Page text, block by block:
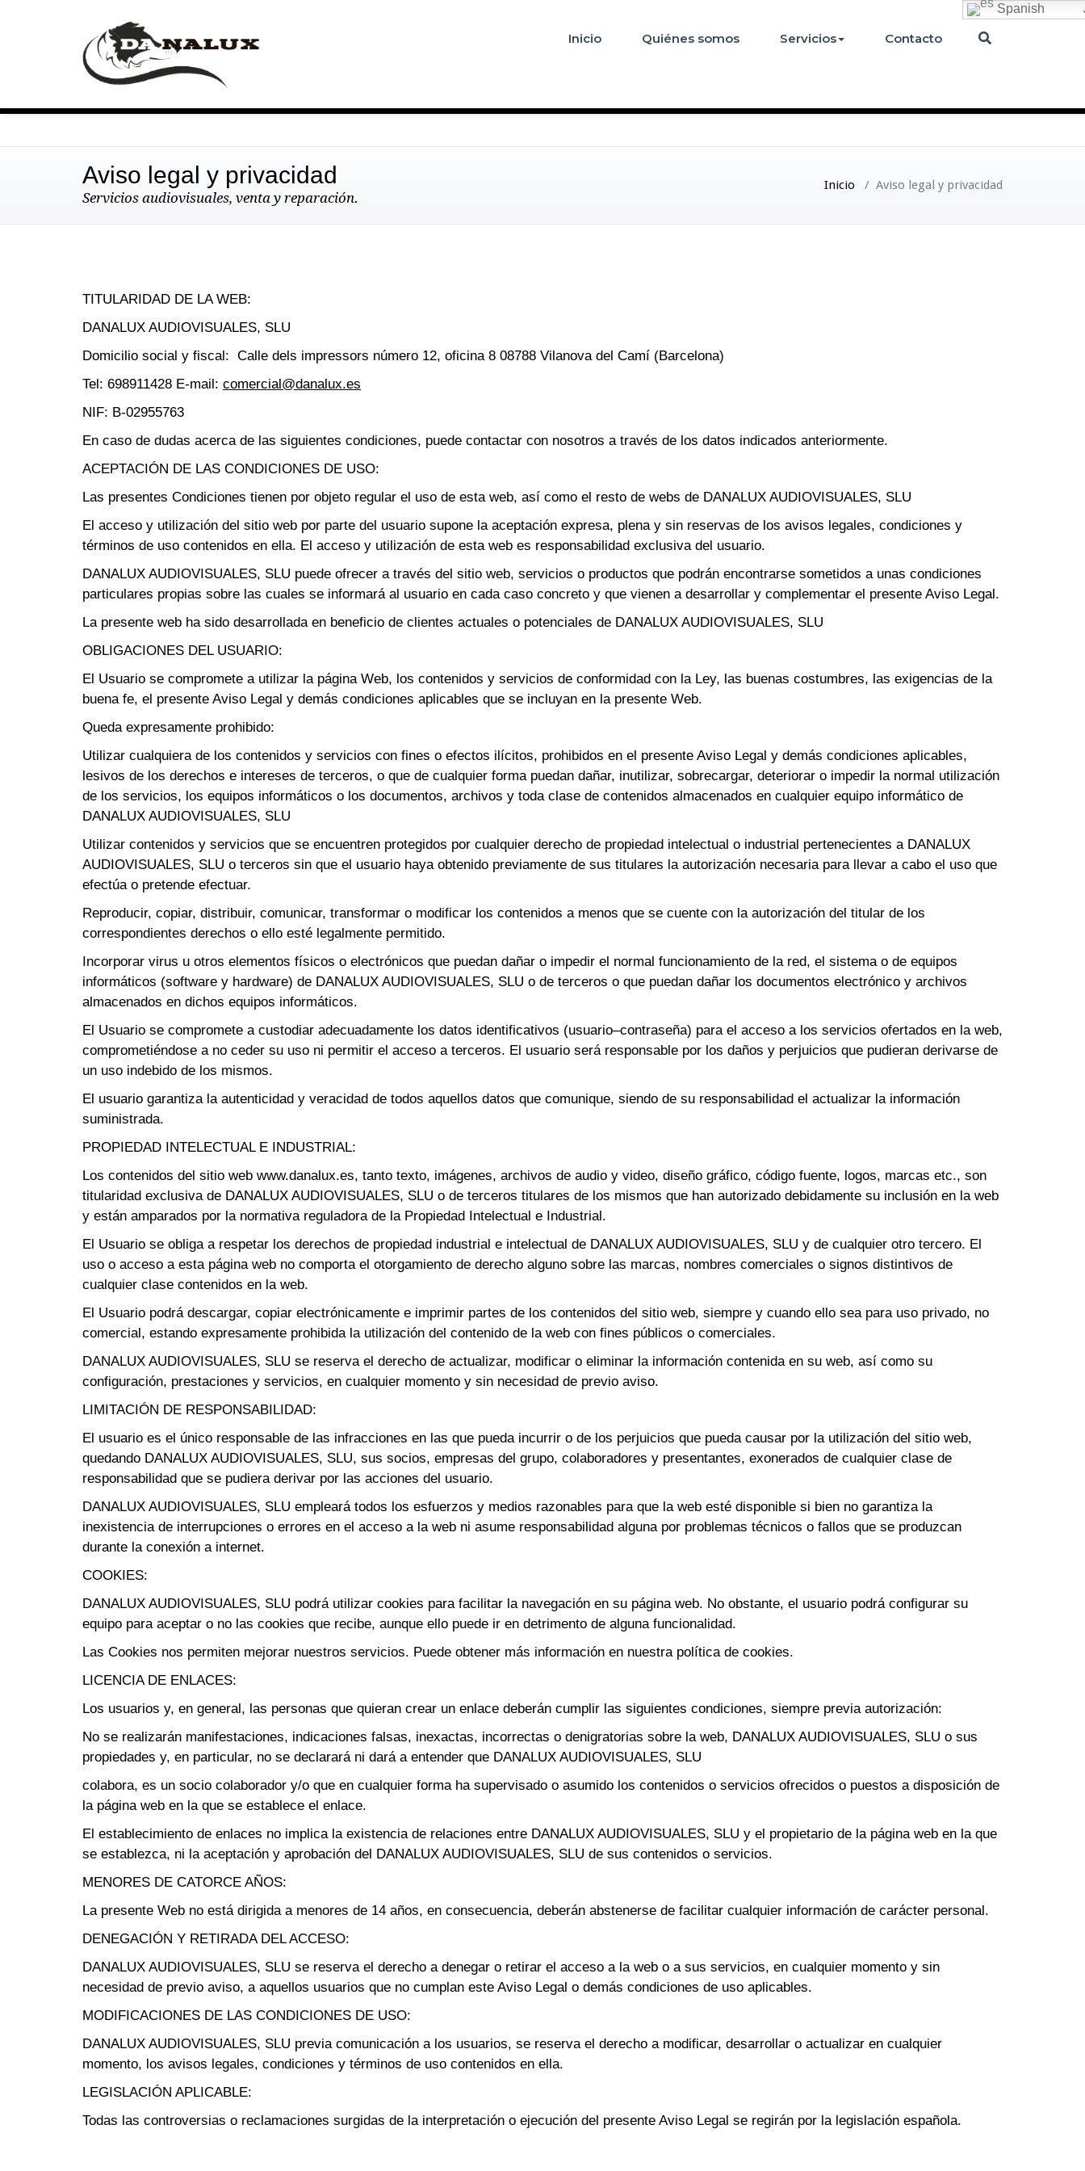
Inicio Quiénes somos Servicios Contacto
Spanish
Aviso legal y privacidad
Servicios audiovisuales, venta y reparación.
Inicio / Aviso legal y privacidad
TITULARIDAD DE LA WEB:
DANALUX AUDIOVISUALES, SLU
Domicilio social y fiscal: Calle dels impressors número 12, oficina 8 08788 Vilanova del Camí (Barcelona)
Tel: 698911428 E-mail: comercial@danalux.es
NIF: B-02955763
En caso de dudas acerca de las siguientes condiciones, puede contactar con nosotros a través de los datos indicados anteriormente.
ACEPTACIÓN DE LAS CONDICIONES DE USO:
Las presentes Condiciones tienen por objeto regular el uso de esta web, así como el resto de webs de DANALUX AUDIOVISUALES, SLU
El acceso y utilización del sitio web por parte del usuario supone la aceptación expresa, plena y sin reservas de los avisos legales, condiciones y
términos de uso contenidos en ella. El acceso y utilización de esta web es responsabilidad exclusiva del usuario.
DANALUX AUDIOVISUALES, SLU puede ofrecer a través del sitio web, servicios o productos que podrán encontrarse sometidos a unas condiciones
particulares propias sobre las cuales se informará al usuario en cada caso concreto y que vienen a desarrollar y complementar el presente Aviso Legal.
La presente web ha sido desarrollada en beneficio de clientes actuales o potenciales de DANALUX AUDIOVISUALES, SLU
OBLIGACIONES DEL USUARIO:
El Usuario se compromete a utilizar la página Web, los contenidos y servicios de conformidad con la Ley, las buenas costumbres, las exigencias de la
buena fe, el presente Aviso Legal y demás condiciones aplicables que se incluyan en la presente Web.
Queda expresamente prohibido:
Utilizar cualquiera de los contenidos y servicios con fines o efectos ilícitos, prohibidos en el presente Aviso Legal y demás condiciones aplicables,
lesivos de los derechos e intereses de terceros, o que de cualquier forma puedan dañar, inutilizar, sobrecargar, deteriorar o impedir la normal utilización
de los servicios, los equipos informáticos o los documentos, archivos y toda clase de contenidos almacenados en cualquier equipo informático de
DANALUX AUDIOVISUALES, SLU
Utilizar contenidos y servicios que se encuentren protegidos por cualquier derecho de propiedad intelectual o industrial pertenecientes a DANALUX
AUDIOVISUALES, SLU o terceros sin que el usuario haya obtenido previamente de sus titulares la autorización necesaria para llevar a cabo el uso que
efectúa o pretende efectuar.
Reproducir, copiar, distribuir, comunicar, transformar o modificar los contenidos a menos que se cuente con la autorización del titular de los
correspondientes derechos o ello esté legalmente permitido.
Incorporar virus u otros elementos físicos o electrónicos que puedan dañar o impedir el normal funcionamiento de la red, el sistema o de equipos
informáticos (software y hardware) de DANALUX AUDIOVISUALES, SLU o de terceros o que puedan dañar los documentos electrónico y archivos
almacenados en dichos equipos informáticos.
El Usuario se compromete a custodiar adecuadamente los datos identificativos (usuario–contraseña) para el acceso a los servicios ofertados en la web,
comprometiéndose a no ceder su uso ni permitir el acceso a terceros. El usuario será responsable por los daños y perjuicios que pudieran derivarse de
un uso indebido de los mismos.
El usuario garantiza la autenticidad y veracidad de todos aquellos datos que comunique, siendo de su responsabilidad el actualizar la información
suministrada.
PROPIEDAD INTELECTUAL E INDUSTRIAL:
Los contenidos del sitio web www.danalux.es, tanto texto, imágenes, archivos de audio y video, diseño gráfico, código fuente, logos, marcas etc., son
titularidad exclusiva de DANALUX AUDIOVISUALES, SLU o de terceros titulares de los mismos que han autorizado debidamente su inclusión en la web
y están amparados por la normativa reguladora de la Propiedad Intelectual e Industrial.
El Usuario se obliga a respetar los derechos de propiedad industrial e intelectual de DANALUX AUDIOVISUALES, SLU y de cualquier otro tercero. El
uso o acceso a esta página web no comporta el otorgamiento de derecho alguno sobre las marcas, nombres comerciales o signos distintivos de
cualquier clase contenidos en la web.
El Usuario podrá descargar, copiar electrónicamente e imprimir partes de los contenidos del sitio web, siempre y cuando ello sea para uso privado, no
comercial, estando expresamente prohibida la utilización del contenido de la web con fines públicos o comerciales.
DANALUX AUDIOVISUALES, SLU se reserva el derecho de actualizar, modificar o eliminar la información contenida en su web, así como su
configuración, prestaciones y servicios, en cualquier momento y sin necesidad de previo aviso.
LIMITACIÓN DE RESPONSABILIDAD:
El usuario es el único responsable de las infracciones en las que pueda incurrir o de los perjuicios que pueda causar por la utilización del sitio web,
quedando DANALUX AUDIOVISUALES, SLU, sus socios, empresas del grupo, colaboradores y presentantes, exonerados de cualquier clase de
responsabilidad que se pudiera derivar por las acciones del usuario.
DANALUX AUDIOVISUALES, SLU empleará todos los esfuerzos y medios razonables para que la web esté disponible si bien no garantiza la
inexistencia de interrupciones o errores en el acceso a la web ni asume responsabilidad alguna por problemas técnicos o fallos que se produzcan
durante la conexión a internet.
COOKIES:
DANALUX AUDIOVISUALES, SLU podrá utilizar cookies para facilitar la navegación en su página web. No obstante, el usuario podrá configurar su
equipo para aceptar o no las cookies que recibe, aunque ello puede ir en detrimento de alguna funcionalidad.
Las Cookies nos permiten mejorar nuestros servicios. Puede obtener más información en nuestra política de cookies.
LICENCIA DE ENLACES:
Los usuarios y, en general, las personas que quieran crear un enlace deberán cumplir las siguientes condiciones, siempre previa autorización:
No se realizarán manifestaciones, indicaciones falsas, inexactas, incorrectas o denigratorias sobre la web, DANALUX AUDIOVISUALES, SLU o sus
propiedades y, en particular, no se declarará ni dará a entender que DANALUX AUDIOVISUALES, SLU
colabora, es un socio colaborador y/o que en cualquier forma ha supervisado o asumido los contenidos o servicios ofrecidos o puestos a disposición de
la página web en la que se establece el enlace.
El establecimiento de enlaces no implica la existencia de relaciones entre DANALUX AUDIOVISUALES, SLU y el propietario de la página web en la que
se establezca, ni la aceptación y aprobación del DANALUX AUDIOVISUALES, SLU de sus contenidos o servicios.
MENORES DE CATORCE AÑOS:
La presente Web no está dirigida a menores de 14 años, en consecuencia, deberán abstenerse de facilitar cualquier información de carácter personal.
DENEGACIÓN Y RETIRADA DEL ACCESO:
DANALUX AUDIOVISUALES, SLU se reserva el derecho a denegar o retirar el acceso a la web o a sus servicios, en cualquier momento y sin
necesidad de previo aviso, a aquellos usuarios que no cumplan este Aviso Legal o demás condiciones de uso aplicables.
MODIFICACIONES DE LAS CONDICIONES DE USO:
DANALUX AUDIOVISUALES, SLU previa comunicación a los usuarios, se reserva el derecho a modificar, desarrollar o actualizar en cualquier
momento, los avisos legales, condiciones y términos de uso contenidos en ella.
LEGISLACIÓN APLICABLE:
Todas las controversias o reclamaciones surgidas de la interpretación o ejecución del presente Aviso Legal se regirán por la legislación española.